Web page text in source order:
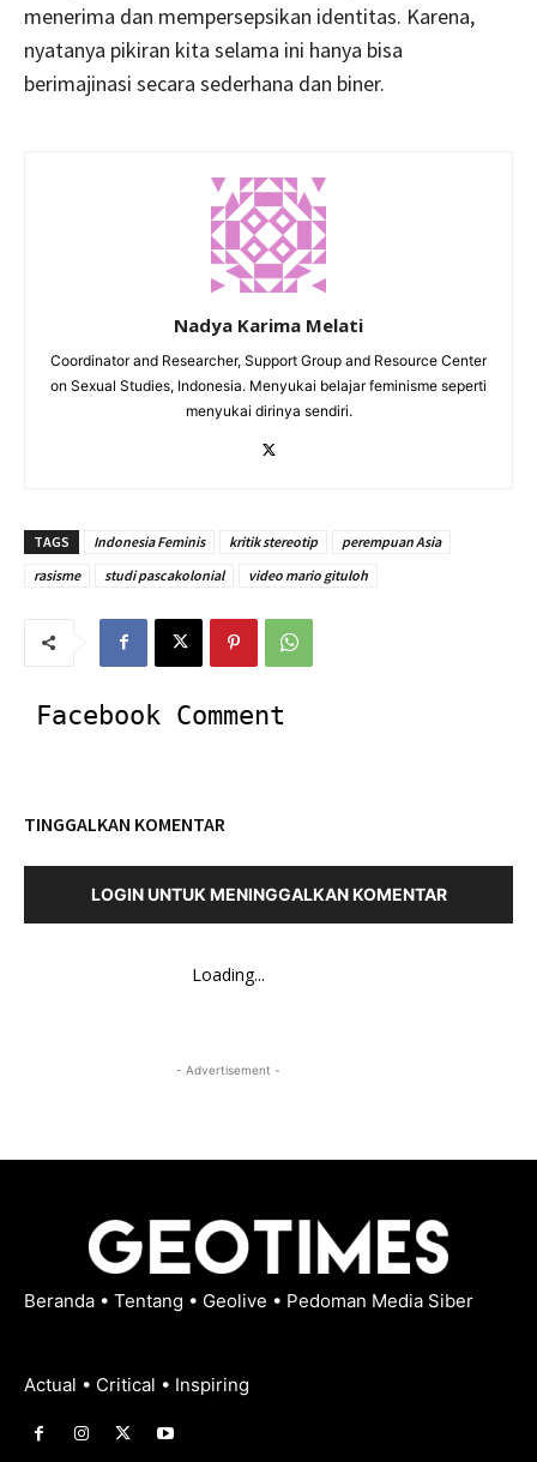
menerima dan mempersepsikan identitas. Karena,
nyatanya pikiran kita selama ini hanya bisa
berimajinasi secara sederhana dan biner.
Nadya Karima Melati
Coordinator and Researcher, Support Group and Resource Center
on Sexual Studies, Indonesia. Menyukai belajar feminisme seperti
menyukai dirinya sendiri.
TAGS Indonesia Feminis kritik stereotip
perempuan Asia
rasisme
studi pascakolonial video mario gituloh
Facebook Comment
TINGGALKAN KOMENTAR
LOGIN UNTUK MENINGGALKAN KOMENTAR
Loading...
- Advertisement -
Beranda • Tentang • Geolive • Pedoman Media Siber
Actual • Critical • Inspiring